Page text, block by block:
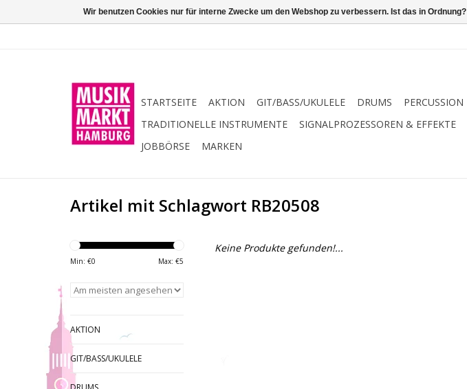
STARTSEITE AKTION GIT/BASS/UKULELE DRUMS PERCUSSION
TRADITIONELLE INSTRUMENTE
SIGNALPROZESSOREN & EFFEKTE
JOBBÖRSE
MARKEN
Artikel mit Schlagwort RB20508
Min: €0 Max: €5
AKTION
GIT/BASS/UKULELE
Keine Produkte gefunden!...
Wir benutzen Cookies nur für interne Zwecke um den Webshop zu verbessern. Ist das in Ordnung?